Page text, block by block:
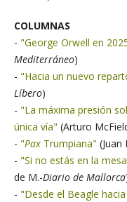
COLUMNAS
- "George Orwell en
Mediterráneo)
- "Hacia un nuevo
Líbero)
- "La máxima presión
única vía" (Arturo
- "Pax Trumpiana" (Juan
- "Si no estás en la
de M.-Diario de Mallorca
- "Desde el Beagle